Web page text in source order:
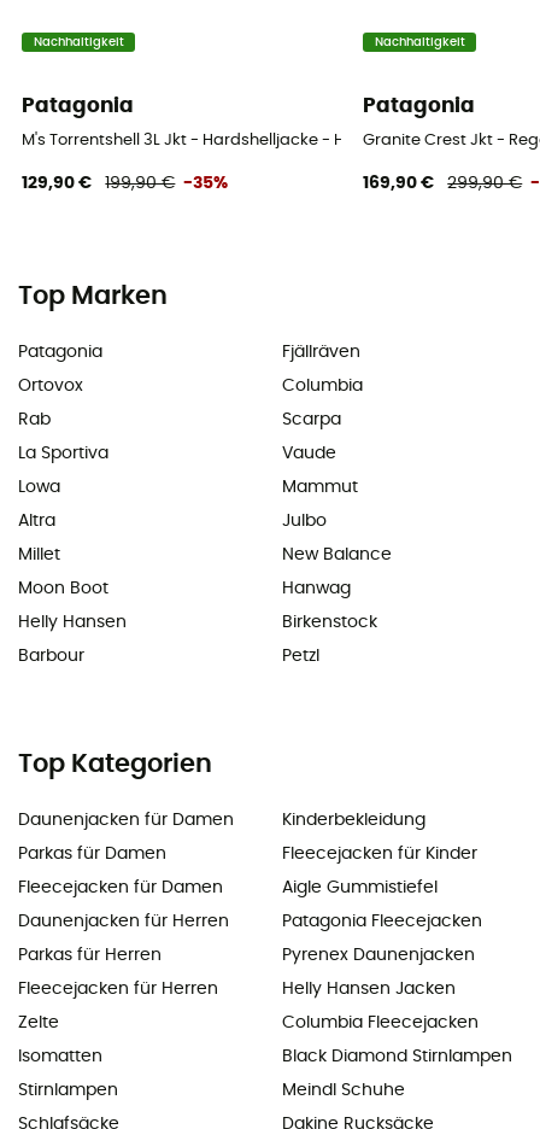
Nachhaltigkeit
Patagonia
M's Torrentshell 3L Jkt - Hardshelljacke - Herren
129,90 € 199,90 € -35%
Nachhaltigkeit
Patagonia
Granite Crest Jkt -
169,90 € 299,90 € -
Top Marken
Patagonia
Ortovox
Rab
La Sportiva
Lowa
Altra
Millet
Moon Boot
Helly Hansen
Barbour
Fjällräven
Columbia
Scarpa
Vaude
Mammut
Julbo
New Balance
Hanwag
Birkenstock
Petzl
Top Kategorien
Daunenjacken für Damen
Parkas für Damen
Fleecejacken für Damen
Daunenjacken für Herren
Parkas für Herren
Fleecejacken für Herren
Zelte
Isomatten
Stirnlampen
Schlafsäcke
Kinderbekleidung
Fleecejacken für Kinder
Aigle Gummistiefel
Patagonia Fleecejacken
Pyrenex Daunenjacken
Helly Hansen Jacken
Columbia Fleecejacken
Black Diamond Stirnlampen
Meindl Schuhe
Dakine Rucksäcke